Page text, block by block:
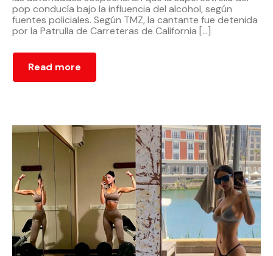
pop conducía bajo la influencia del alcohol, según
fuentes policiales. Según TMZ, la cantante fue detenida
por la Patrulla de Carreteras de California […]
Read more